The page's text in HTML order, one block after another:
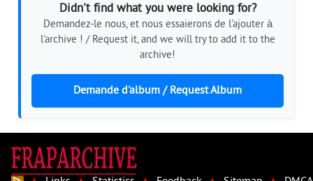
Didn't find what you were looking for?
Demandez-le nous, et nous essaierons de l'ajouter à
l'archive ! / Request it, and we will try to add it to the
archive!
Demande d'album / Request Album